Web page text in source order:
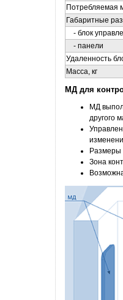
Потребляемая
Габаритные
- блок
- панели
Удаленность
Масса, кг
МД для
МД
другого
Размеры
Зона